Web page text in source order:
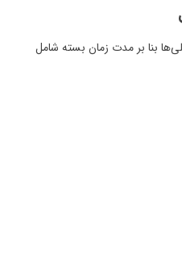
بنا بر مدت زمان بسته شامل